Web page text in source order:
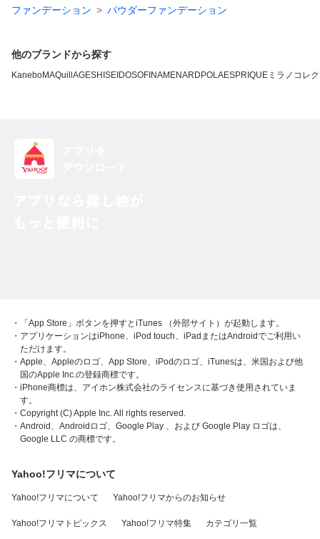
ファンデーション
パウダーファンデーション
他のブランドから探す
KaneboMAQuillAGESHISEIDOSOFINAMENARD POLAESPRIQUE ミラノコレ
・「App Store」ボタンを押すとiTunes （外部サイト）が起動します。
・アプリケーションはiPhone、iPod touch、iPadまたはAndroidでご利用い
ただけます。
・Apple、Appleのロゴ、App Store、iPodのロゴ、iTunesは、米国および他
国のApple Inc.の登録商標です。
・iPhone商標は、アイホン株式会社のライセンスに基づき使用されていま
す。
・Copyright (C) Apple Inc. All rights reserved.
・Android、Androidロゴ、Google Play 、および Google Play ロゴは、
Google LLC の商標です。
Yahoo!フリマについて
Yahoo!フリマについて Yahoo!フリマからのお知らせ
Yahoo!フリマトピックス Yahoo!フリマ特集 カテゴリ一覧